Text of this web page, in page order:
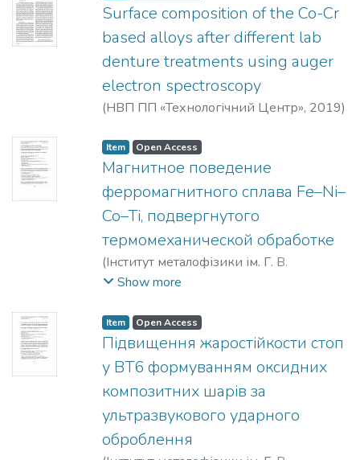
Surface composition of the Co-Cr
based alloys after different lab
denture treatments using auger
electron spectroscopy
(НВП ПП «Технологічний Центр», 2019)
Item Open Access
Магнитное поведение
ферромагнитного сплава Fe–Ni–
Co–Ti, подвергнутого
термомеханической обработке
(Інститут металофізики ім. Г. В.
Курдюмова НАН України
Перекос, Анатолий Емельянович
Демченко, Леся Дмитриевна;Бабанлы,
Мустафа Баба оглы
Гусейнов, С. С.
Show more
Item Open Access
Підвищення жаростійкости стоп
у ВТ6 формуванням оксидних
композитних шарів за
ультразвукового ударного
оброблення